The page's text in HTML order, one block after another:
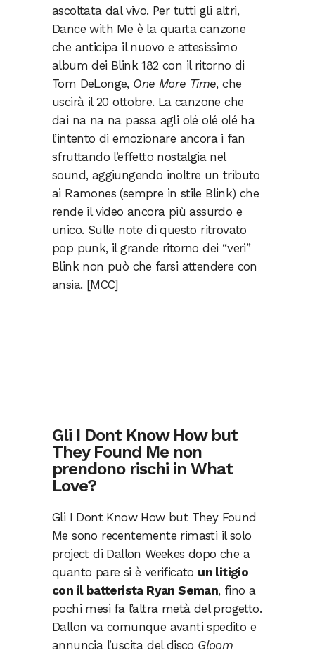
ascoltata dal vivo. Per tutti gli altri,
Dance with Me è la quarta canzone
che anticipa il nuovo e attesissimo
album dei Blink 182 con il ritorno di
Tom DeLonge, One More Time, che
uscirà il 20 ottobre. La canzone che
dai na na na passa agli olé olé olé ha
l’intento di emozionare ancora i fan
sfruttando l’effetto nostalgia nel
sound, aggiungendo inoltre un tributo
ai Ramones (sempre in stile Blink) che
rende il video ancora più assurdo e
unico. Sulle note di questo ritrovato
pop punk, il grande ritorno dei “veri”
Blink non può che farsi attendere con
ansia. [MCC]
Gli I Dont Know How but
They Found Me non
prendono rischi in What
Love?
Gli I Dont Know How but They Found
Me sono recentemente rimasti il solo
project di Dallon Weekes dopo che a
quanto pare si è verificato un litigio
con il batterista Ryan Seman, fino a
pochi mesi fa l’altra metà del progetto.
Dallon va comunque avanti spedito e
annuncia l’uscita del disco Gloom